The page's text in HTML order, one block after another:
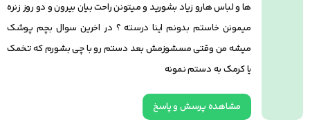
ها و لباس هارو زیاد بشورید و میتونن راحت بیان بیرون و دو روز زنره
میمونن خاستم بدونم اینا درسته ؟ در اخرین سوال بچم پوشک
میشه من وقتی مسشوزمش بعد دستم رو با چی بشورم که تخمک
یا کرمک به دستم نمونه
مشاهده پرسش و پاسخ